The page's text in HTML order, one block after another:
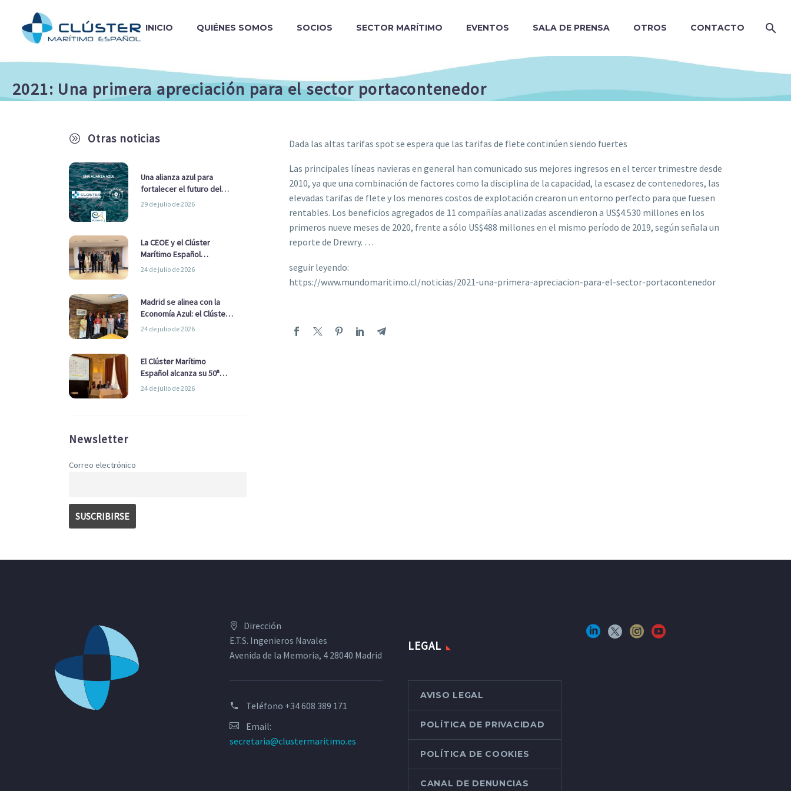
INICIO QUIÉNES SOMOS SOCIOS SECTOR MARÍTIMO EVENTOS SALA DE PRENSA OTROS CONTACTO
2021: Una primera apreciación para el sector portacontenedor
A Otras noticias
Una alianza azul para
fortalecer el futuro del
sector marítimo
29 de julio de 2026
La CEOE y el Clúster
Marítimo Español
refuerzan su alianza para
24 de julio de 2026
Madrid se alinea con la
Economía Azul: el Clúster
Marítimo Español y la Real
Ayuntamiento
24 de julio de 2026
El Clúster Marítimo
Español alcanza su 50ª
Asamblea reafirmando su
24 de julio de 2026
Newsletter
Correo electrónico
Dada las altas tarifas spot se espera que las tarifas de flete continúen siendo fuertes
Las principales líneas navieras en general han comunicado sus mejores ingresos en el tercer trimestre desde
2010, ya que una combinación de factores como la disciplina de la capacidad, la escasez de contenedores, las
elevadas tarifas de flete y los menores costos de explotación crearon un entorno perfecto para que fuesen
rentables. Los beneficios agregados de 11 compañías analizadas ascendieron a US$4.530 millones en los
primeros nueve meses de 2020, frente a sólo US$488 millones en el mismo período de 2019, según señala un
reporte de Drewry. …
seguir leyendo:
https://www.mundomaritimo.cl/noticias/2021-una-primera-apreciacion-para-el-sector-portacontenedor
Dirección
E.T.S. Ingenieros Navales
Avenida de la Memoria, 4 28040 Madrid
Teléfono +34 608 389 171
Email:
secretaria@clustermaritimo.es
LEGAL
AVISO LEGAL
POLÍTICA DE PRIVACIDAD
POLÍTICA DE COOKIES
CANAL DE DENUNCIAS